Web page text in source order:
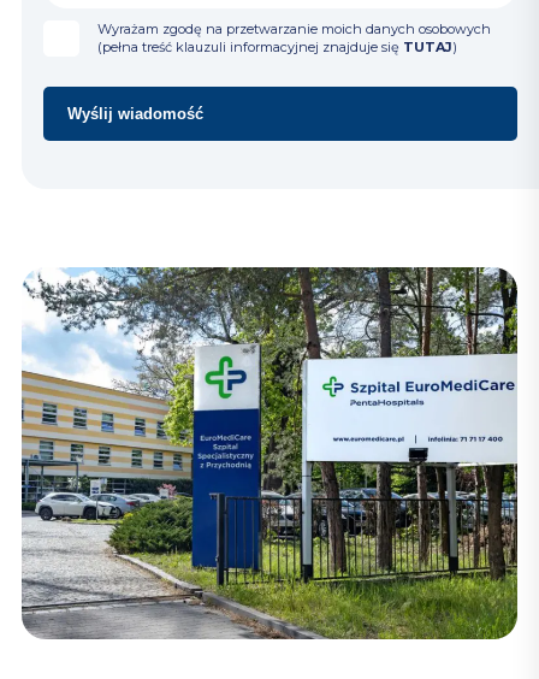
Wyrażam zgodę na przetwarzanie moich danych osobowych
(pełna treść klauzuli informacyjnej znajduje się TUTAJ)